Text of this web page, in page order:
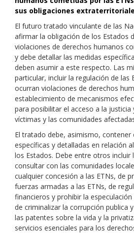
sus obligaciones
El futuro tratado vinculante de las
afirmar la obligación de los Estados
violaciones de derechos humanos
y debe detallar las medidas
deben asumir a este respecto. Las
particular, incluir la regulación de las
ocurran violaciones de derechos
establecimiento de mecanismos
para posibilitar el acceso a la justicia
víctimas y las comunidades
El tratado debe, asimismo, contener
específicas y detalladas en relación
los Estados. Debe entre otros incluir
consultar con las comunidades
cualquier concesión a las ETNs, de
fuerzas armadas a las ETNs, de
financieros y prohibir la
de criminalizar la corrupción publica
las patentes sobre la vida y la
servicios esenciales para los